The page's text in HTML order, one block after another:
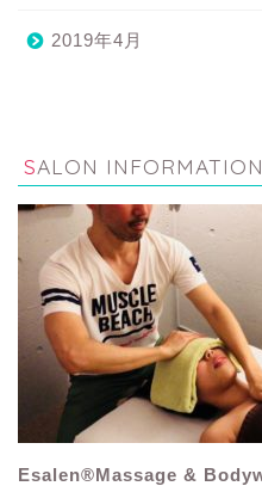
2019年4月
SALON INFORMATION
Esalen®Massage &